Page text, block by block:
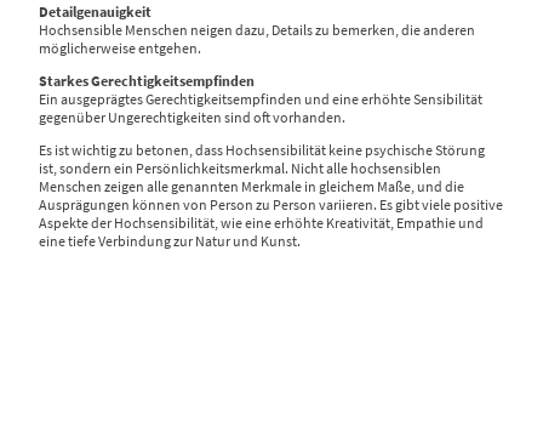
Detailgenauigkeit
Hochsensible Menschen neigen dazu, Details zu bemerken, die anderen
möglicherweise entgehen.
Starkes Gerechtigkeitsempfinden
Ein ausgeprägtes Gerechtigkeitsempfinden und eine erhöhte Sensibilität
gegenüber Ungerechtigkeiten sind oft vorhanden.
Es ist wichtig zu betonen, dass Hochsensibilität keine psychische Störung
ist, sondern ein Persönlichkeitsmerkmal. Nicht alle hochsensiblen
Menschen zeigen alle genannten Merkmale in gleichem Maße, und die
Ausprägungen können von Person zu Person variieren. Es gibt viele positive
Aspekte der Hochsensibilität, wie eine erhöhte Kreativität, Empathie und
eine tiefe Verbindung zur Natur und Kunst.